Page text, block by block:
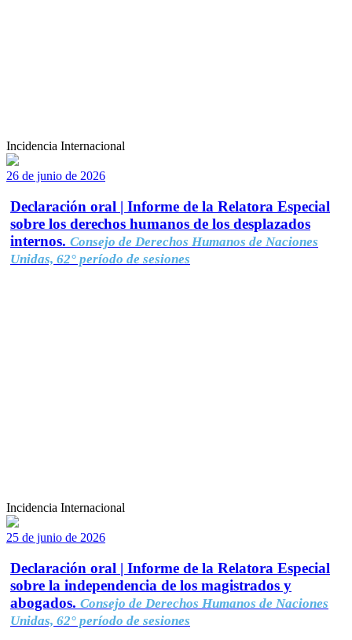
Incidencia Internacional
26 de junio de 2026
Declaración oral | Informe de la Relatora Especial
sobre los derechos humanos de los desplazados
internos. Consejo de Derechos Humanos de Naciones
Unidas, 62° período de sesiones
Incidencia Internacional
25 de junio de 2026
Declaración oral | Informe de la Relatora Especial
sobre la independencia de los magistrados y
abogados. Consejo de Derechos Humanos de Naciones
Unidas, 62° período de sesiones